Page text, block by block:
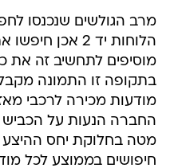
מרב הגולשים שנכנסו
הלוחות יד 2
מוסיפים לתחשיב זה את
מודעות מכירה לרכבי
החברה הנעות על הכביש
חיפושים בממוצע לכל